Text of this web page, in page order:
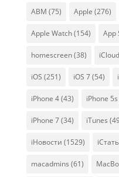
ABM (75) Apple (276)
Apple Watch(154) App
homescreen(38) iCloud
iOS (251) iOS 7(54)
iPhone 4(43) iPhone 5s
iPhone 7(34) iTunes
iНовости (1529)
macadmins (61)